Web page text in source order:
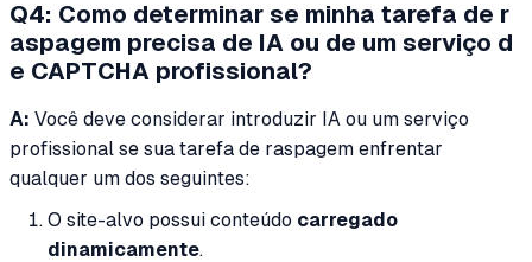
Q4: Como determinar se minha tarefa de r
aspagem precisa de IA ou de um serviço d
e CAPTCHA profissional?
A: Você deve considerar introduzir IA ou um serviço
profissional se sua tarefa de raspagem enfrentar
qualquer um dos seguintes:
O site-alvo possui conteúdo carregado
dinamicamente.